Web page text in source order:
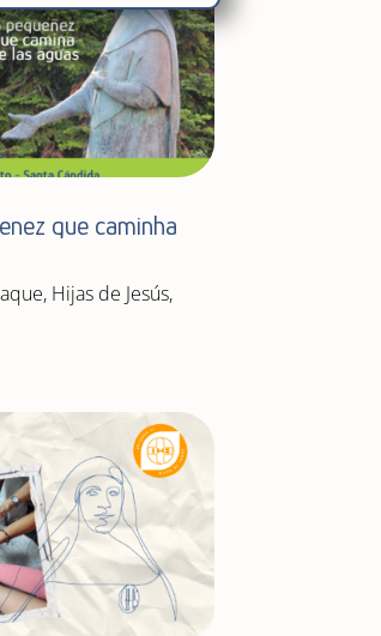
que caminha
, Hijas de Jesús,